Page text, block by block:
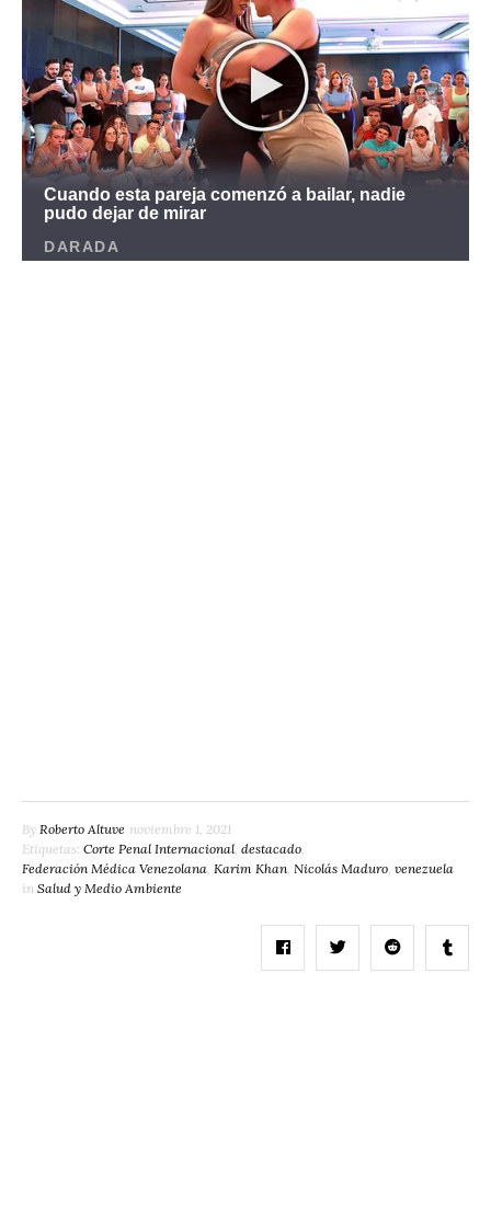
By Roberto Altuve noviembre 1, 2021
Etiquetas: Corte Penal Internacional, destacado
Federación Médica Venezolana Karim Khan Nicolás Maduro venezuela
in Salud y Medio Ambiente